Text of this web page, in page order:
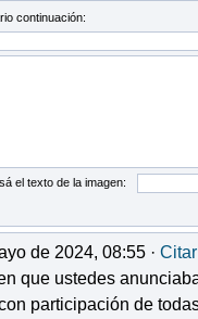
continuación:
el texto de la imagen:
de 2024, 08:55 · Citar
que ustedes
participación de